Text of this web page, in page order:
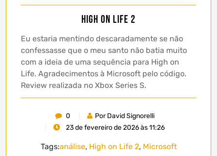
High on Life 2
Eu estaria mentindo descaradamente se não
confessasse que o meu santo não batia muito
com a ideia de uma sequência para High on
Life. Agradecimentos à Microsoft pelo código.
Review realizada no Xbox Series S.
0
Por David Signorelli
23 de fevereiro de 2026 às 11:26
Tags:análise, High on Life 2, Microsoft